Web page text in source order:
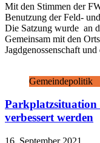
Mit den Stimmen der
Benutzung der Feld-
Die Satzung wurde an
Gemeinsam mit den
Jagdgenossenschaft
Gemeindepolitik
Parkplatzsituation
verbessert werden
16. September 2021